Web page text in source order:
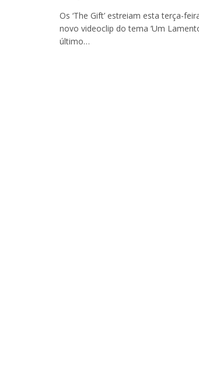
Os ‘The Gift’ estreiam esta terça-
novo videoclip do tema ‘Um
último…